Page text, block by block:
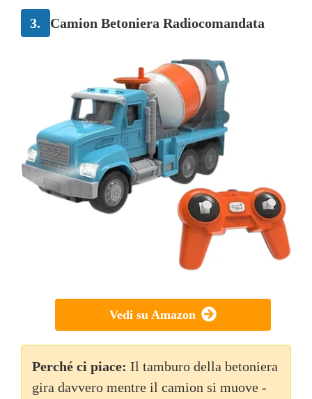
3. Camion Betoniera Radiocomandata
Vedi su Amazon
Perché ci piace: Il tamburo della betoniera
gira davvero mentre il camion si muove -